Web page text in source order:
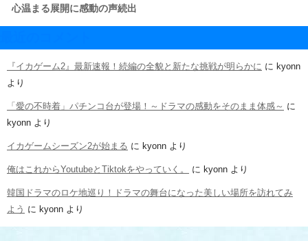
心温まる展開に感動の声続出
『イカゲーム2』最新速報！続編の全貌と新たな挑戦が明らかに に kyonn
より
「愛の不時着」パチンコ台が登場！～ドラマの感動をそのまま体感～ に
kyonn より
イカゲームシーズン2が始まる に kyonn より
俺はこれからYoutubeとTiktokをやっていく。 に kyonn より
韓国ドラマのロケ地巡り！ドラマの舞台になった美しい場所を訪れてみ
よう に kyonn より